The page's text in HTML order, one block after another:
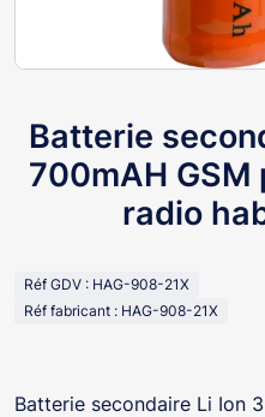
Batterie
700mAH
radio
Réf GDV : HAG-908-21X
Réf fabricant : HAG-908-21X
Batterie secondaire Li Ion